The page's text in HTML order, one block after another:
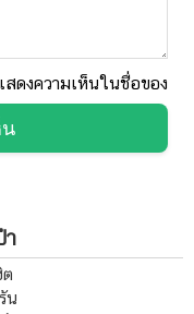
สดงความเห็นในชื่อของ
า
น